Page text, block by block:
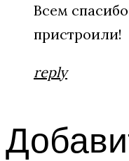
Всем
пристроили!
reply